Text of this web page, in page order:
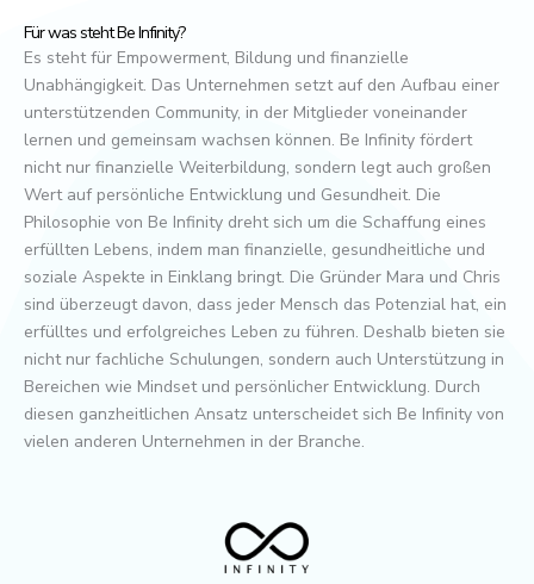
Für was steht Be Infinity?
Es steht für Empowerment, Bildung und finanzielle
Unabhängigkeit. Das Unternehmen setzt auf den Aufbau einer
unterstützenden Community, in der Mitglieder voneinander
lernen und gemeinsam wachsen können. Be Infinity fördert
nicht nur finanzielle Weiterbildung, sondern legt auch großen
Wert auf persönliche Entwicklung und Gesundheit. Die
Philosophie von Be Infinity dreht sich um die Schaffung eines
erfüllten Lebens, indem man finanzielle, gesundheitliche und
soziale Aspekte in Einklang bringt. Die Gründer Mara und Chris
sind überzeugt davon, dass jeder Mensch das Potenzial hat, ein
erfülltes und erfolgreiches Leben zu führen. Deshalb bieten sie
nicht nur fachliche Schulungen, sondern auch Unterstützung in
Bereichen wie Mindset und persönlicher Entwicklung. Durch
diesen ganzheitlichen Ansatz unterscheidet sich Be Infinity von
vielen anderen Unternehmen in der Branche.